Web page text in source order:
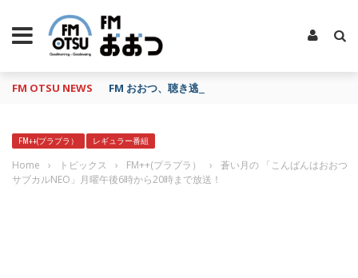
FM OTSU NEWS FM おおつ、聴き逃し番組配信サービス「shelfs」
FM++(プラプラ） レギュラー番組
Home › トピックス › FM++(プラプラ） ›
蒼い月の 「こんばんはおおつ
サブカルNEO」月曜午後6時から20時まで放送！